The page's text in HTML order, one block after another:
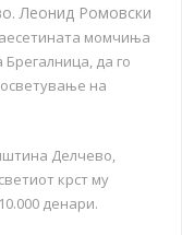
Леонид Ромовски
момчиња
да го
на
Делчево,
крст му
денари.